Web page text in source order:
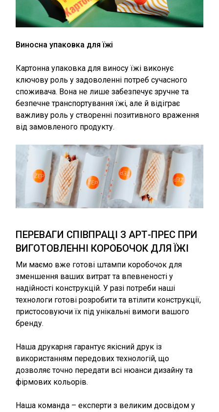
Виносна упаковка для їжі
Картонна упаковка для виносу їжі виконує
ключову роль у задоволенні потреб сучасного
споживача. Вона не лише забезпечує зручне та
безпечне транспортування їжі, але й відіграє
важливу роль у створенні позитивного враження
від замовленого продукту.
ПЕРЕВАГИ СПІВПРАЦІ З АРТ-ПРЕС ПРИ
ВИГОТОВЛЕННІ КОРОБОЧОК ДЛЯ ЇЖІ
Ми маємо вже готові штампи коробочок для
зменшення ваших витрат та впевненості у
надійності конструкцій. У разі потреби наші
технологи готові розробити та втілити конструкції,
пристосовуючи їх під унікальні вимоги вашого
бренду.
Наша друкарня гарантує якісний друк із
використанням передових технологій, що
дозволяє точно передати всі нюанси дизайну та
фірмових кольорів.
Наша команда – експерти з великим досвідом у